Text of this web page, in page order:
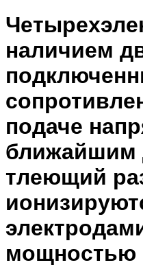
наличием
подаче
ближайшим
тлеющий
мощностью